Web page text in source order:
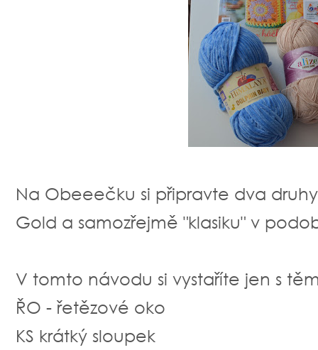
Na Obeeečku si připravte dva
Gold a samozřejmě "klasiku" v
V tomto návodu si vystaříte jen s
ŘO - řetězové oko
KS krátký sloupek